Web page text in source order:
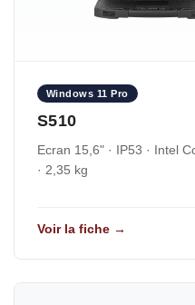
Windows 11 Pro
S510
Ecran 15,6" · IP53 · Intel
· 2,35 kg
Voir la fiche →